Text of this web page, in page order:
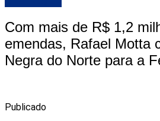
Com mais de R$ 1,2
emendas, Rafael Motta
Negra do Norte para a
Publicado